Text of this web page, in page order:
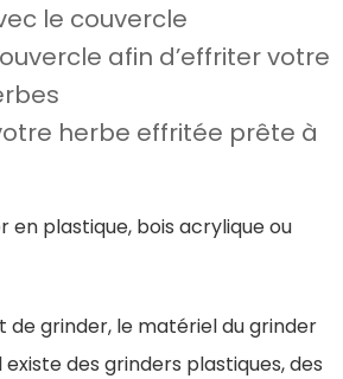
le couvercle
afin d’effriter votre
herbe effritée prête à
en plastique, bois acrylique ou
de grinder, le matériel du grinder
des grinders plastiques, des